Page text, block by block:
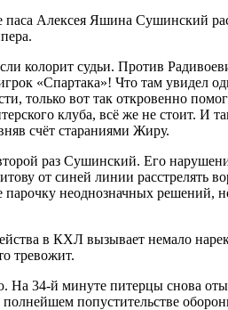
паса Алексея Яшина Сушинский
колорит судьи. Против
«Спартака»! Что там увидел
только вот так откровенно
клуба, всё же не стоит. И
счёт стараниями Жиру.
раз Сушинский. Его
от синей линии расстрелять
неоднозначных решений,
в КХЛ вызывает немало
тревожит.
На 34-й минуте питерцы снова
попустительстве